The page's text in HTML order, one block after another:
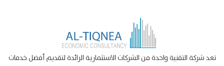
تعد شركة التقنية واحدة من الشركات الاستثمارية الرائدة لتقديم أفضل خدمات